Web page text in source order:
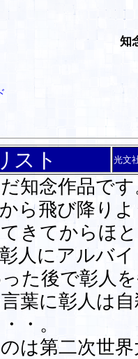
知
スト 光文
知念作品です
ら飛び降り
きてからほ
人にアルバ
た後で彰人
葉に彰人は
・。
は第二次世